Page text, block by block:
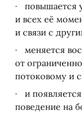
повышается
и всех её
и связи с
меняется
от
потоковому и
и
поведение на